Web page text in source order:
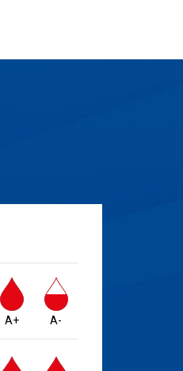
A+ A-